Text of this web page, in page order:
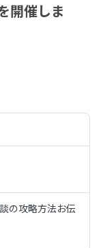
開催しま
の攻略方法お伝